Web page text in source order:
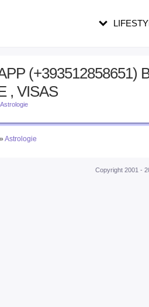
(+393512858651)
, VISAS
Astrologie
»Astrologie
Copyright 2001 -